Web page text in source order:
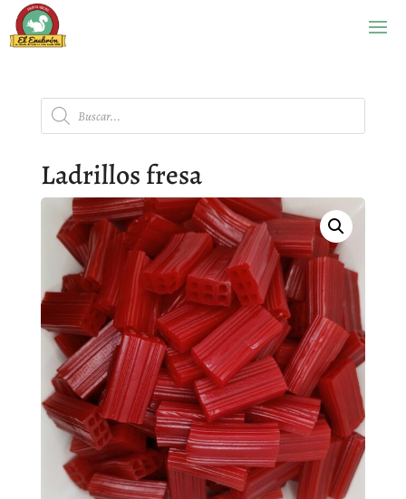
Búsqueda
de
productos
Ladrillos fresa